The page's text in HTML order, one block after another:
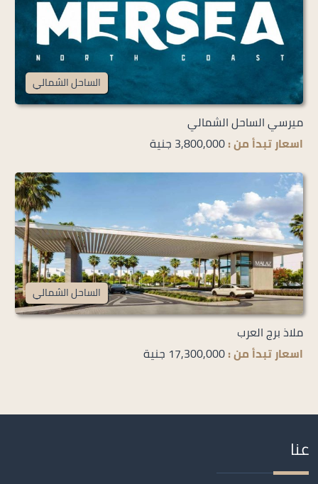
الساحل الشمالي
ميرسي الساحل الشمالي
اسعار تبدأ من :3,800,000 جنية
الساحل الشمالي
ملاذ برج العرب
اسعار تبدأ من :17,300,000 جنية
عنا